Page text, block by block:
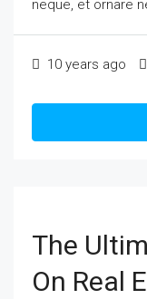
neque, et ornare
10 years ago
The
On Real